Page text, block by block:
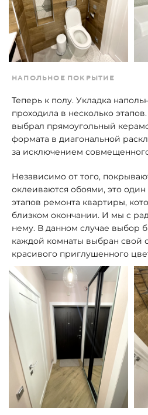
НАПОЛЬНОЕ ПОКРЫТИЕ
Теперь к полу. Укладка
проходила в несколько
выбрал прямоугольный
формата в диагональной
за исключением
Независимо от того,
оклеиваются обоями, это
этапов ремонта квартиры,
близком окончании. И мы с
нему. В данном случае выбор
каждой комнаты выбран свой
красивого приглушенного